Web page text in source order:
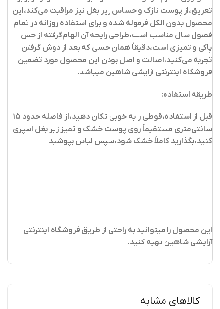
تعریق،از پوست نازک و حساس زیر بغل نیز مراقبت می‌کند،این
محصول بدون الکل فرموله شده و برای استفاده روزانه در تمام
فصول سال مناسب است،طراحی رایحه آن الهام‌گرفته از حس
پاکی و تمیزی است،دقیقاً همان حسی که بعد از دوش گرفتن
تجربه می‌کنید،اصالت و اصل بودن این محصول مورد تضمین
فروشگاه اینترنتی آرایشی شاهین میباشد.
طریقه استفاده:
قبل از استفاده،قوطی را به خوبی تکان دهید،از فاصله حدود ۱۵
سانتی‌متری مستقیماً روی پوست خشک و تمیز زیر بغل اسپری
کنید،بگذارید کاملاً خشک شود،سپس لباس بپوشید
این محصول را میتوانید به راحتی از طریق فروشگاه اینترنتی
آرایشی شاهین تهیه کنید.
کالاهای مشابه